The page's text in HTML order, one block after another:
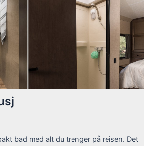
bad med alt du trenger på reisen. Det